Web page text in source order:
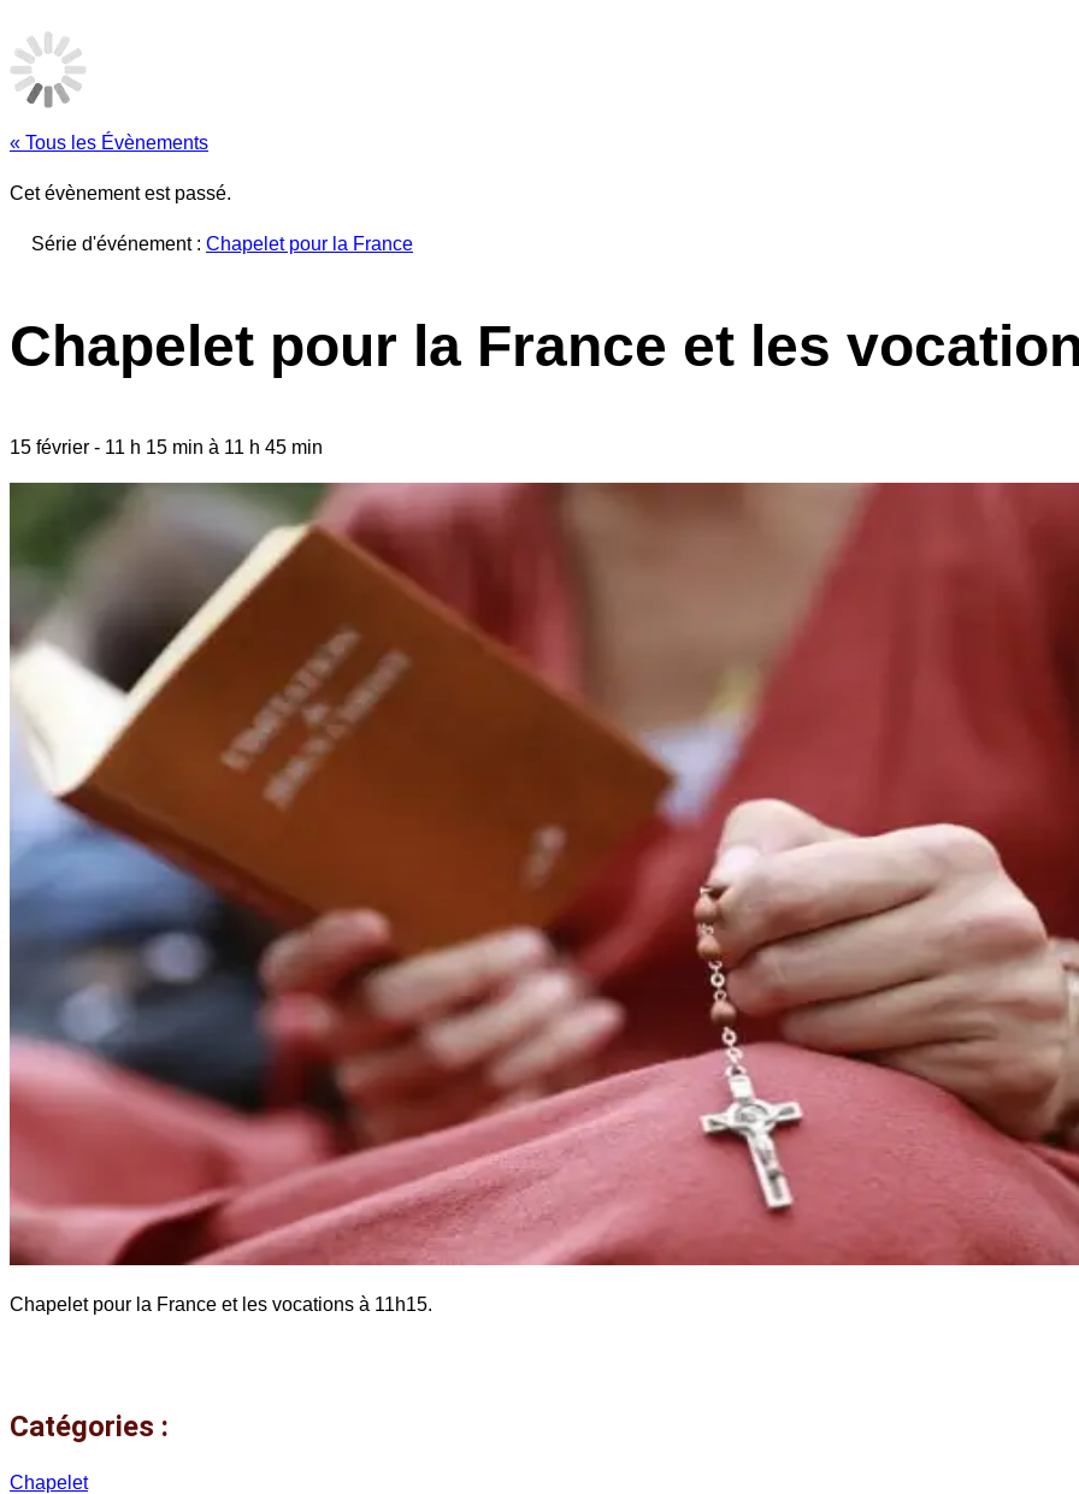
« Tous les Évènements
Cet évènement est passé.
Série d'événement : Chapelet pour la France
Chapelet pour la France et les
15 février - 11 h 15 min à 11 h 45 min
Chapelet pour la France et les vocations à 11h15.
Catégories :
Chapelet